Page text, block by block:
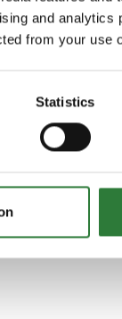
and analytics
from your use
Statistics